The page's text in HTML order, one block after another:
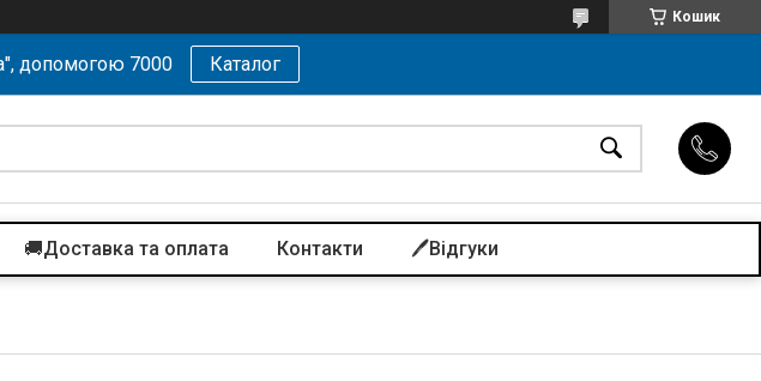
Кошик
допомогою 7000 Каталог
🚚Доставка та оплата Контакти 🖊️Відгуки